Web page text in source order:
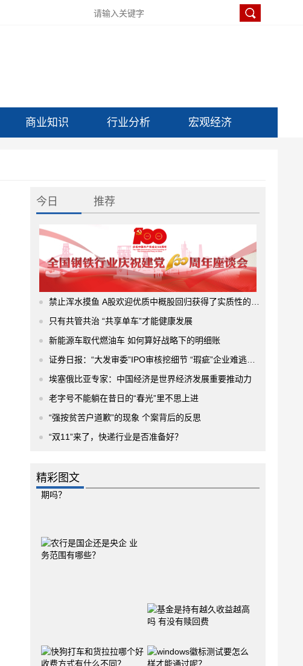
商业知识 行业分析 宏观经济
今日 推荐
禁止浑水摸鱼 A股欢迎优质中概股回归获得了实质性的进展
只有共管共治 “共享单车”才能健康发展
新能源车取代燃油车 如何算好战略下的明细账
证券日报：“大发审委”IPO审核挖细节 “瑕疵”企业难逃法眼
埃塞俄比亚专家：中国经济是世界经济发展重要推动力
老字号不能躺在昔日的“春光”里不思上进
“强按贫苦户道歉”的现象 个案背后的反思
“双11”来了，快递行业是否准备好？
精彩图文